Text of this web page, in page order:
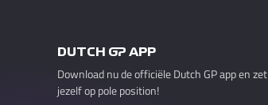
DUTCH GP APP
Download nu de officiële Dutch GP app en zet
jezelf op pole position!